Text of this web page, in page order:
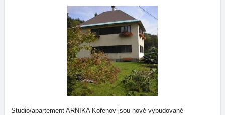
Studio/apartement ARNIKA Kořenov jsou nově vybudované